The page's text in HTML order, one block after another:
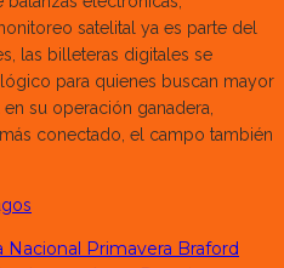
satelital ya es parte del
las billeteras digitales se
para quienes buscan mayor
su operación ganadera,
conectado, el campo también
Nacional Primavera Braford